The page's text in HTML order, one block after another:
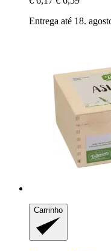
Entrega até 18.
Carrinho